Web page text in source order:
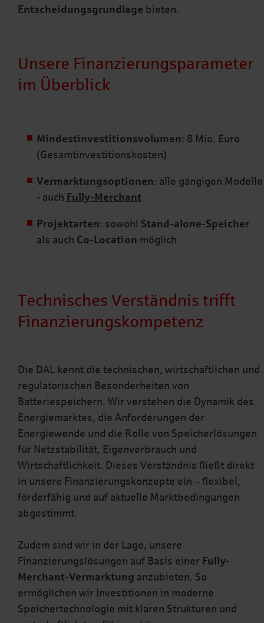
Entscheidungsgrundlage bieten.
Unsere Finanzierungsparameter
im Überblick
Mindestinvestitionsvolumen: 8 Mio. Euro
(Gesamtinvestitionskosten)
Vermarktungsoptionen: alle gängigen Modelle
- auch Fully-Merchant
Projektarten: sowohl Stand-alone-Speicher
als auch Co-Location möglich
Technisches Verständnis trifft
Finanzierungskompetenz
Die DAL kennt die technischen, wirtschaftlichen und
regulatorischen Besonderheiten von
Batteriespeichern. Wir verstehen die Dynamik des
Energiemarktes, die Anforderungen der
Energiewende und die Rolle von Speicherlösungen
für Netzstabilität, Eigenverbrauch und
Wirtschaftlichkeit. Dieses Verständnis fließt direkt
in unsere Finanzierungskonzepte ein – flexibel,
förderfähig und auf aktuelle Marktbedingungen
abgestimmt.
Zudem sind wir in der Lage, unsere
Finanzierungslösungen auf Basis einer Fully-
Merchant-Vermarktung anzubieten. So
ermöglichen wir Investitionen in moderne
Speichertechnologie mit klaren Strukturen und